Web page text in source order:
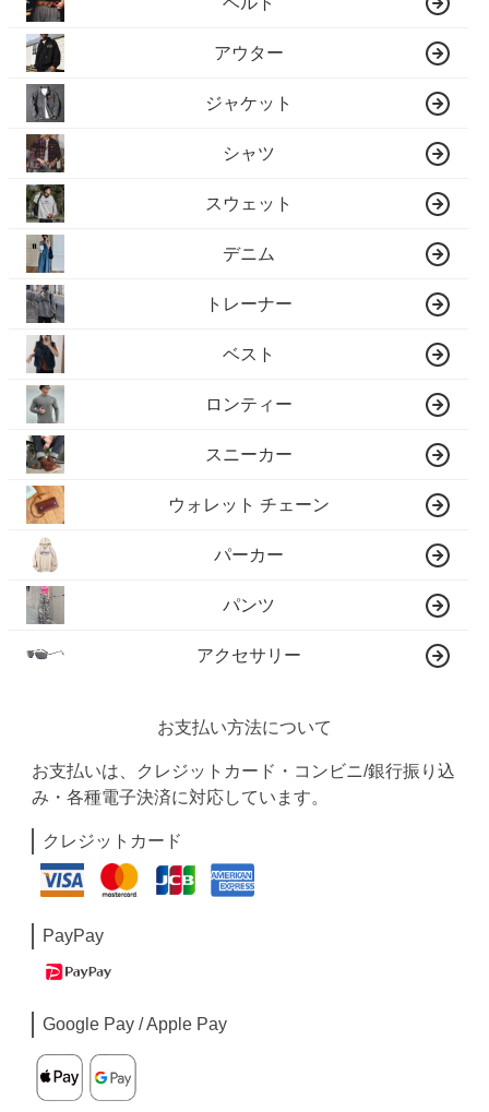
アウター
ジャケット
シャツ
スウェット
デニム
トレーナー
ベスト
ロンティー
スニーカー
ウォレット チェーン
パーカー
パンツ
アクセサリー
お支払い方法について
お支払いは、クレジットカード・コンビニ/銀行振り込
み・各種電子決済に対応しています。
クレジットカード
PayPay
Google Pay / Apple Pay